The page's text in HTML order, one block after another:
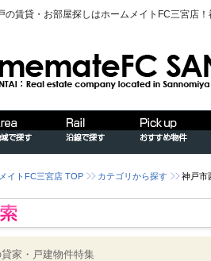
の賃貸・お部屋探しはホームメイトFC三宮店
イトFC三宮店 TOP カテゴリから探す 神戸市
家・戸建物件特集